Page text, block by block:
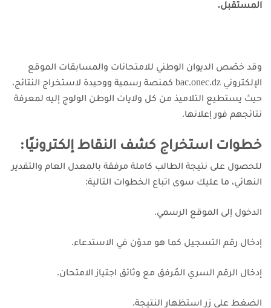
المستقبل.
وقد خصّص الديوان الوطني للامتحانات والمسابقات الموقع
الإلكتروني bac.onec.dz كمنصة رسمية ووحيدة لاستخراج النتائج،
حيث يستطيع التلاميذ من كل ولايات الوطن الولوج إليه لمعرفة
نتائجهم فور إعلانها.
خطوات استخراج كشف النقاط إلكترونيًا:
للحصول على نتيجة الطالب كاملة مرفقة بالمعدل العام والتقدير
النهائي، ما عليك سوى اتباع الخطوات التالية:
الدخول إلى الموقع الرسمي.
إدخال رقم التسجيل كما هو مدوّن في الاستدعاء.
إدخال الرقم السري المُرفق مع وثائق اجتياز الامتحان.
الضغط على زر استظهار النتيجة.